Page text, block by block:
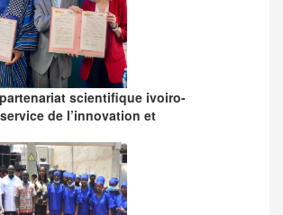
scientifique ivoiro-
de l’innovation et